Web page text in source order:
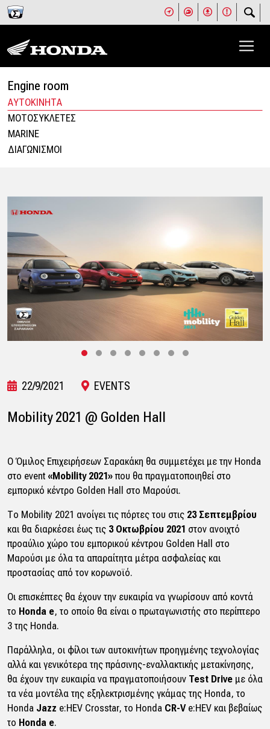
Engine room
ΑΥΤΟΚΙΝΗΤΑ
ΜΟΤΟΣΥΚΛΕΤΕΣ
MARINE
ΔΙΑΓΩΝΙΣΜΟΙ
22/9/2021 EVENTS
Mobility 2021 @ Golden Hall
O Όμιλος Επιχειρήσεων Σαρακάκη θα συμμετέχει με την Honda
στο event «Mobility 2021» που θα πραγματοποιηθεί στο
εμπορικό κέντρο Golden Hall στο Μαρούσι.
Το Mobility 2021 ανοίγει τις πόρτες του στις 23 Σεπτεμβρίου
και θα διαρκέσει έως τις 3 Οκτωβρίου 2021 στον ανοιχτό
προαύλιο χώρο του εμπορικού κέντρου Golden Hall στο
Μαρούσι με όλα τα απαραίτητα μέτρα ασφαλείας και
προστασίας από τον κορωνοϊό.
Οι επισκέπτες θα έχουν την ευκαιρία να γνωρίσουν από κοντά
το Honda e, το οποίο θα είναι ο πρωταγωνιστής στο περίπτερο
3 της Honda.
Παράλληλα, οι φίλοι των αυτοκινήτων προηγμένης τεχνολογίας
αλλά και γενικότερα της πράσινης-εναλλακτικής μετακίνησης,
θα έχουν την ευκαιρία να πραγματοποιήσουν Test Drive με όλα
τα νέα μοντέλα της εξηλεκτρισμένης γκάμας της Honda, το
Honda Jazz e:HEV Crosstar, το Honda CR-Ve:HEV και βεβαίως
το Honda e.